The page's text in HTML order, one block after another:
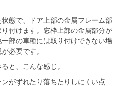
態で、ドア上部の金属フレーム部
付けます。窓枠上部の金属部分が
部の車種には取り付けできない場
必要です。
と、こんな感じ。
がずれたり落ちたりしにくい点